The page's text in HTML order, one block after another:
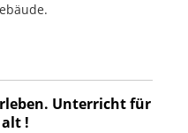
Unterricht für
!